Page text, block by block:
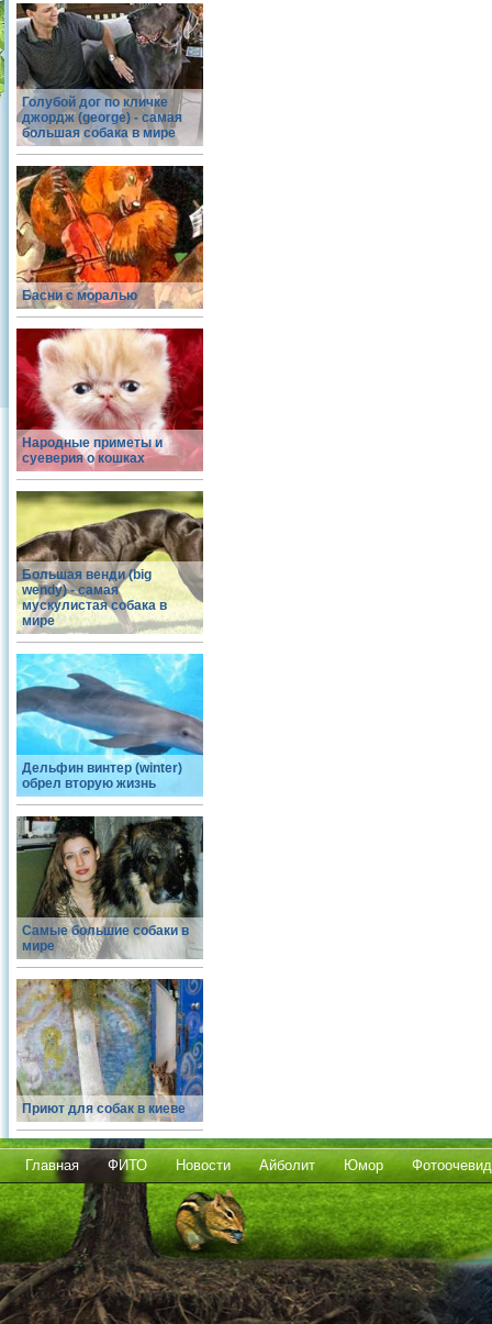
Голубой дог по кличке
джордж (george) - самая
большая собака в мире
Басни с моралью
Народные приметы и
суеверия о кошках
Большая венди (big
wendy) - самая
мускулистая собака в
мире
Дельфин винтер (winter)
обрел вторую жизнь
Самые большие собаки в
мире
Приют для собак в киеве
Главная ФИТО Новости Айболит Юмор